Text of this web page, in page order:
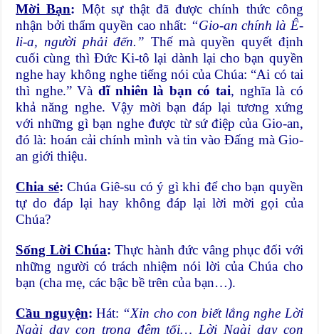
Mời Bạn: Một sự thật đã được chính thức công
nhận bởi thẩm quyền cao nhất: “Gio-an chính là Ê-
li-a, người phải đến.” Thế mà quyền quyết định
cuối cùng thì Đức Ki-tô lại dành lại cho bạn quyền
nghe hay không nghe tiếng nói của Chúa: “Ai có tai
thì nghe.” Vàdĩ nhiên là bạn có tai, nghĩa là có
khả năng nghe. Vậy mời bạn đáp lại tương xứng
với những gì bạn nghe được từ sứ điệp của Gio-an,
đó là: hoán cải chính mình và tin vào Đấng mà Gio-
an giới thiệu.
Chia sẻ: Chúa Giê-su có ý gì khi để cho bạn quyền
tự do đáp lại hay không đáp lại lời mời gọi của
Chúa?
Sống Lời Chúa: Thực hành đức vâng phục đối với
những người có trách nhiệm nói lời của Chúa cho
bạn (cha mẹ, các bậc bề trên của bạn…).
Cầu nguyện: Hát: “Xin cho con biết lắng nghe Lời
Ngài dạy con trong đêm tối… Lời Ngài dạy con